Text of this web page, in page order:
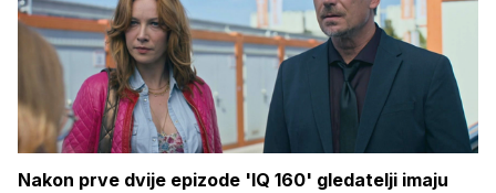
Nakon prve dvije epizode 'IQ 160' gledatelji imaju